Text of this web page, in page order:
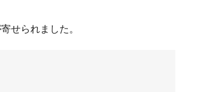
せられました。